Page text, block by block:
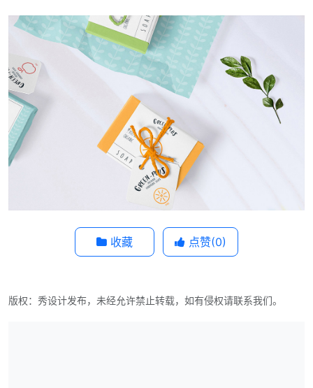
收藏 点赞(0)
版权：秀设计发布，未经允许禁止转载，如有侵权请联系我们。